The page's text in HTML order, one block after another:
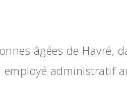
âgées de Havré,
employé administratif